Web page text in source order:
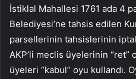
İstiklal Mahallesi 1761 ada 4
Belediyesi’ne tahsis edilen
parsellerinin tahsislerinin
AKP’li meclis üyelerinin “ret”
üyeleri “kabul” oyu kullandı.